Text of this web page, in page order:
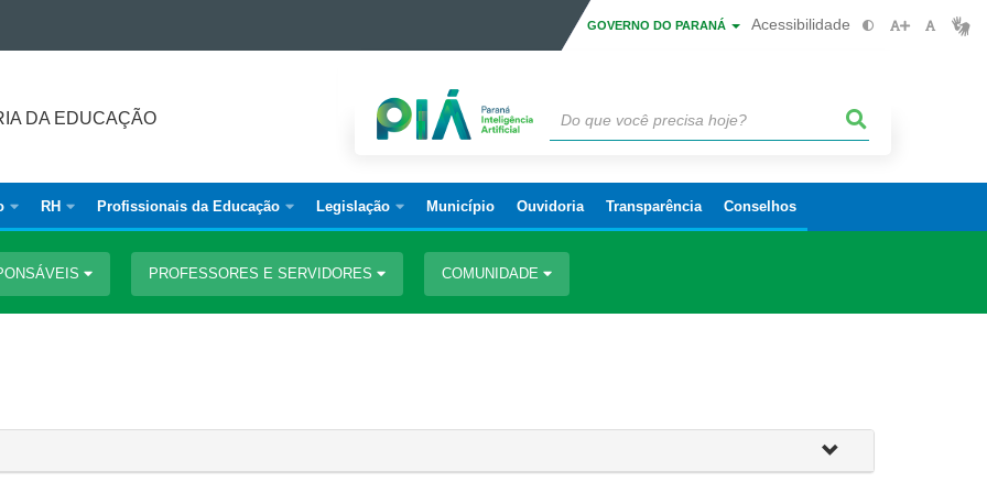
GOVERNO DO PARANÁ Acessibilidade
DA EDUCAÇÃO
RH Profissionais da Educação Legislação Município Ouvidoria Transparência Conselhos
PROFESSORES E SERVIDORES COMUNIDADE